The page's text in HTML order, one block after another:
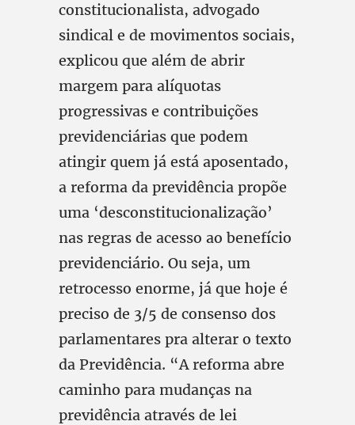
constitucionalista, advogado
sindical e de movimentos sociais,
explicou que além de abrir
margem para alíquotas
progressivas e contribuições
previdenciárias que podem
atingir quem já está aposentado,
a reforma da previdência propõe
uma ‘desconstitucionalização’
nas regras de acesso ao benefício
previdenciário. Ou seja, um
retrocesso enorme, já que hoje é
preciso de 3/5 de consenso dos
parlamentares pra alterar o texto
da Previdência. “A reforma abre
caminho para mudanças na
previdência através de lei